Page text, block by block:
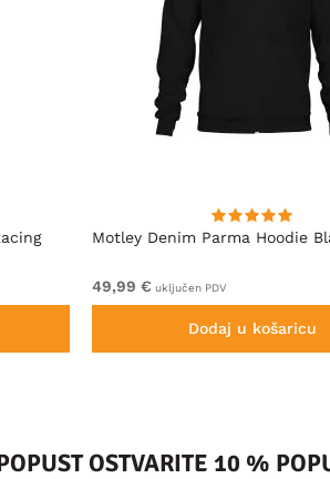
Motley Denim Parma Hoodie
49,99 € uključen PDV
Dodaj u košaricu
OSTVARITE 10 %